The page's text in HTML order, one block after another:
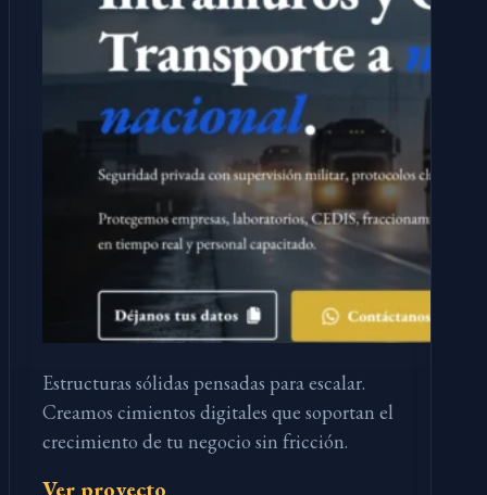
Estructuras sólidas pensadas para escalar.
Creamos cimientos digitales que soportan el
crecimiento de tu negocio sin fricción.